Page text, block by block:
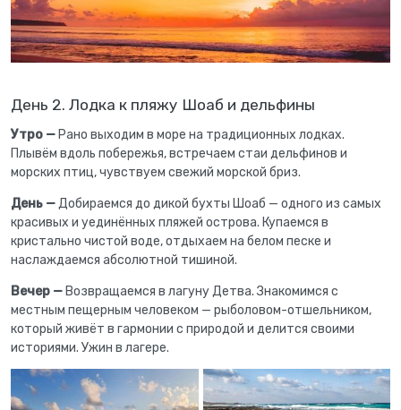
День 2. Лодка к пляжу Шоаб и дельфины
Утро — Рано выходим в море на традиционных лодках.
Плывём вдоль побережья, встречаем стаи дельфинов и
морских птиц, чувствуем свежий морской бриз.
День —Добираемся до дикой бухты Шоаб — одного из самых
красивых и уединённых пляжей острова. Купаемся в
кристально чистой воде, отдыхаем на белом песке и
наслаждаемся абсолютной тишиной.
Вечер — Возвращаемся в лагуну Детва. Знакомимся с
местным пещерным человеком — рыболовом-отшельником,
который живёт в гармонии с природой и делится своими
историями. Ужин в лагере.